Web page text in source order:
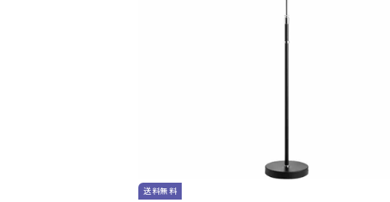
送料無料